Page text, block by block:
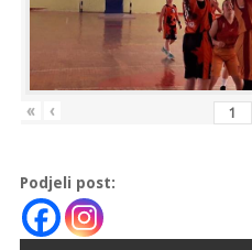
« ‹
Podjeli post: